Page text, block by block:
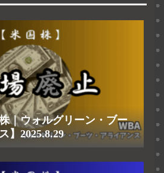
｜ウォルグリーン・ブー
】2025.8.29